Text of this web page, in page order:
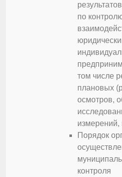
по
том числе
плановых
осмотров,
Порядок
контроля